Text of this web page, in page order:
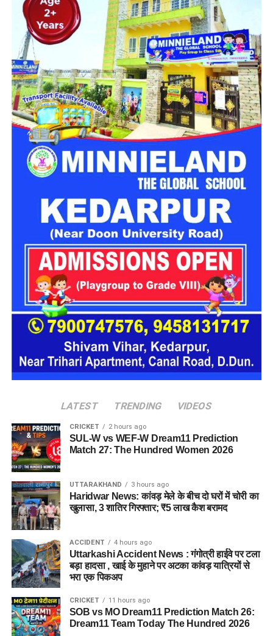
NH विभाग की टीम मौके पर मलबा हटाने
के काम में जुटी
राष्ट्रीय राजमार्ग विभाग की टीम मौके पर पहुंचकर मलबा हटाने के काम में
जुटी है। एनएच के अधिशासी अभियंता ओंकार पांडे ने बताया कि भूस्खलन
प्रभावित क्षेत्रों से मलबा हटाने का कार्य तेजी से चल रहा है। विभाग की
प्राथमिकता जल्द से जल्द मार्ग को सुरक्षित तरीके से सुचारु करना है।
अलकनंदा और मंदाकिनी नदी खतरे के
निशान से ऊपर
लगातार बारिश का असर जिले की प्रमुख नदियों पर भी दिखाई दे रहा है।
रुद्रप्रयाग में अलकनंदा और मंदाकिनी नदी का जलस्तर खतरे के निशान
को पार कर गया है।
जिला आपातकालीन परिचालन केंद्र के मुताबिक शुक्रवार सुबह अलकनंदा
नदी का जलस्तर 627.50 मीटर दर्ज किया गया, जबकि खतरे का निशान
627 मीटर है। वहीं मंदाकिनी नदी भी खतरे के निशान से ऊपर बह रही है।
मंदाकिनी का जलस्तर 626.50 मीटर दर्ज किया गया, जबकि खतरे का स्तर
626 मीटर निर्धारित है।
LATEST TRENDING VIDEOS
CRICKET 2 hours ago
SUL-W vs WEF-W Dream11 Prediction
Match 27: The Hundred Women 2026
UTTARAKHAND 3 hours ago
Haridwar News: कांवड़ मेले के बीच दो घरों में चोरी का
खुलासा, 3 शातिर गिरफ्तार; ₹5 लाख कैश बरामद
ACCIDENT 4 hours ago
Uttarkashi Accident News : गंगोत्री हाईवे पर टला
बड़ा हादसा , खाई के मुहाने पर अटका कांवड़ यात्रियों से
भरा एक पिकअप
CRICKET 11 hours ago
SOB vs MO Dream11 Prediction Match 26:
Dream11 Team Today The Hundred 2026